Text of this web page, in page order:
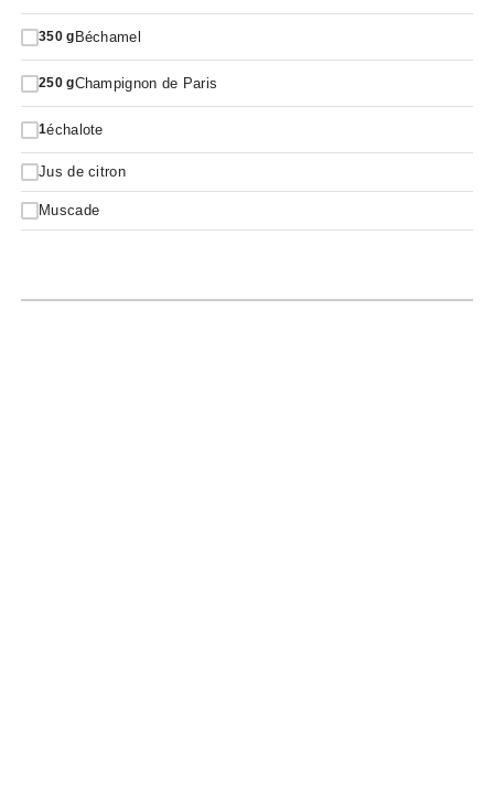
350 gBéchamel
250 gChampignon de Paris
1échalote
Jus de citron
Muscade